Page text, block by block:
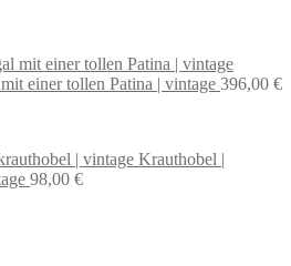
einer tollen Patina | vintage 396,00 €
Krauthobel |
98,00 €